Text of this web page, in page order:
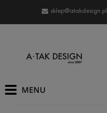
sklep@atakdesign.pl